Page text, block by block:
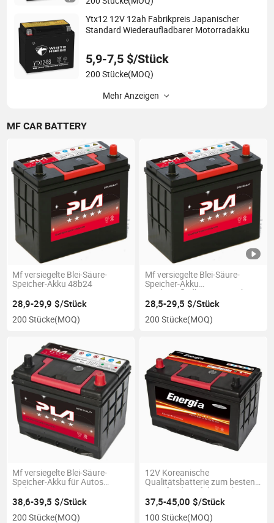
Ytx12 12V 12ah Fabrikpreis Japanischer
Standard Wiederaufladbarer Motorradakku
5,9-7,5 $/Stück
200 Stücke(MOQ)
Mehr Anzeigen
MF CAR BATTERY
Mf versiegelte Blei-Säure-
Speicher-Akku 48b24
28,9-29,9 $/Stück
200 Stücke(MOQ)
Mf versiegelte Blei-Säure-
Speicher-Akku
wiederaufladbar 12V 40ah
28,5-29,5 $/Stück
200 Stücke(MOQ)
Mf versiegelte Blei-Säure-
Speicher-Akku für Autos
80d26
38,6-39,5 $/Stück
200 Stücke(MOQ)
12V Koreanische
Qualitätsbatterie zum besten
Preis für den afrikanischen
Markt, wartungsfreie
Autobatterie 12V 105ah
37,5-45,00 $/Stück
100 Stücke(MOQ)